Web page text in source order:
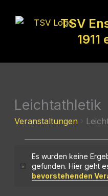
Inhalt
TSV
1911
Leichtathletik
Veranstaltungen
Veranstaltungen
Hinweis
Es wurden keine
gefunden. Hier geht
bevorstehenden